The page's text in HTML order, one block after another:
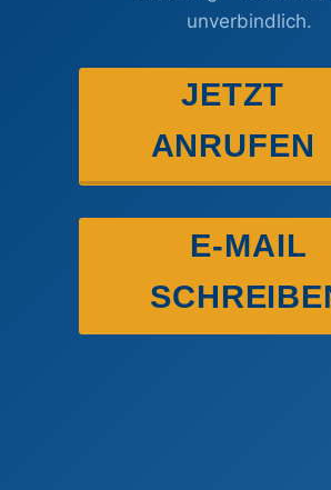
unverbindlich.
JETZT
ANRUFEN
E-MAIL